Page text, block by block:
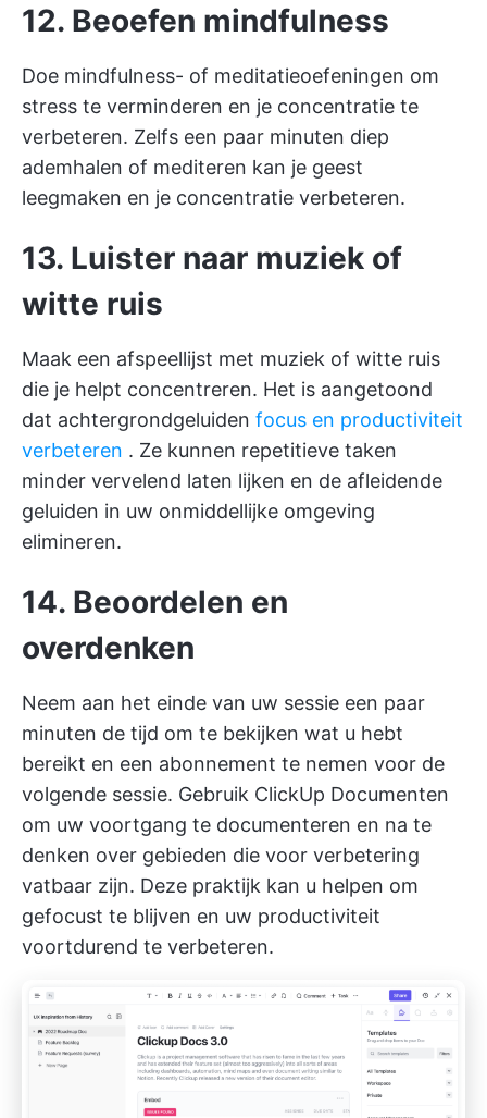
12. Beoefen mindfulness
Doe mindfulness- of meditatieoefeningen om
stress te verminderen en je concentratie te
verbeteren. Zelfs een paar minuten diep
ademhalen of mediteren kan je geest
leegmaken en je concentratie verbeteren.
13. Luister naar muziek of
witte ruis
Maak een afspeellijst met muziek of witte ruis
die je helpt concentreren. Het is aangetoond
dat achtergrondgeluiden focus en productiviteit
verbeteren . Ze kunnen repetitieve taken
minder vervelend laten lijken en de afleidende
geluiden in uw onmiddellijke omgeving
elimineren.
14. Beoordelen en
overdenken
Neem aan het einde van uw sessie een paar
minuten de tijd om te bekijken wat u hebt
bereikt en een abonnement te nemen voor de
volgende sessie. Gebruik ClickUp Documenten
om uw voortgang te documenteren en na te
denken over gebieden die voor verbetering
vatbaar zijn. Deze praktijk kan u helpen om
gefocust te blijven en uw productiviteit
voortdurend te verbeteren.